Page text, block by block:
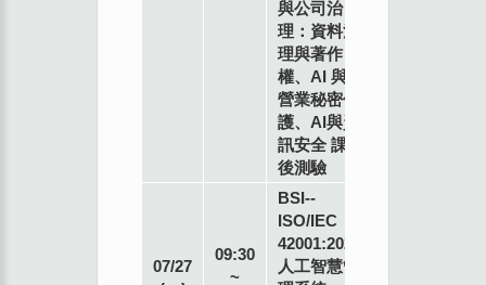
與公司治
理：資料治
理與著作
權、AI 與
營業秘密保
護、AI與資
訊安全 課
後測驗
07/27
09:30
~
BSI--
ISO/IEC
42001:2023
人工智慧管